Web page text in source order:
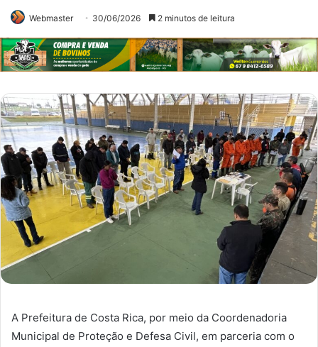
Webmaster 30/06/2026 2 minutos de leitura
A Prefeitura de Costa Rica, por meio da Coordenadoria
Municipal de Proteção e Defesa Civil, em parceria com o